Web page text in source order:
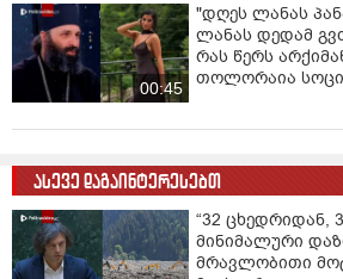
00:45
"დღეს ლანას
ლანას დედამ
რას წერს
თოლორაია
ასევე დაგაინტერესებთ
“32 ცხედრიდან,
მინიმალური
მრავლობითი